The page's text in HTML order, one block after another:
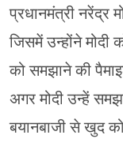
प्रधानमंत्री नरेंद्र
जिसमें उन्होंने मोदी
को समझाने की
अगर मोदी उन्हें
बयानबाजी से खुद